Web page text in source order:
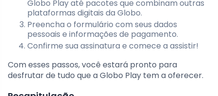
Globo Play até pacotes que combinam outras
plataformas digitais da Globo.
Preencha o formulário com seus dados
pessoais e informações de pagamento.
Confirme sua assinatura e comece a assistir!
Com esses passos, você estará pronto para
desfrutar de tudo que a Globo Play tem a oferecer.